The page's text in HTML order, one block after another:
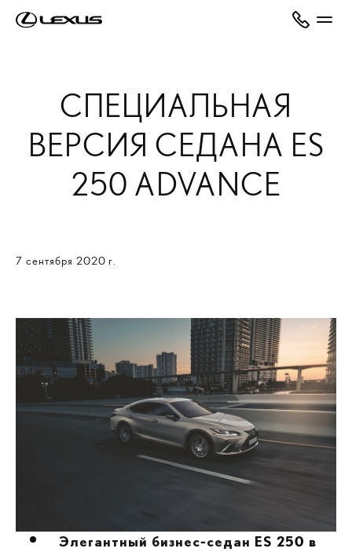
СПЕЦИАЛЬНАЯ
ВЕРСИЯ СЕДАНА ES
250 ADVANCE
7 сентября 2020 г.
Элегантный бизнес-седан ES 250 в